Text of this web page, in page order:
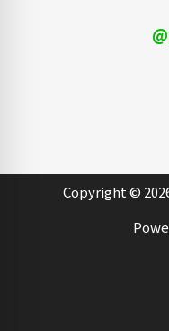
Copyright ©